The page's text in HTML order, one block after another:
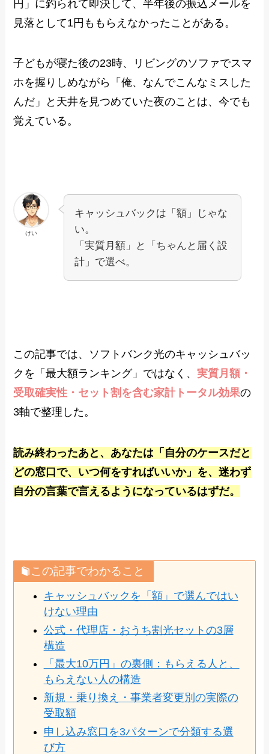
円」に釣られて即決して、半年後の振込メールを
見落として1円ももらえなかったことがある。
子どもが寝た後の23時、リビングのソファでスマ
ホを握りしめながら「俺、なんでこんなミスした
んだ」と天井を見つめていた夜のことは、今でも
覚えている。
けい
キャッシュバックは「額」じゃな
い。
「実質月額」と「ちゃんと届く設
計」で選べ。
この記事では、ソフトバンク光のキャッシュバッ
クを「最大額ランキング」ではなく、実質月額・
受取確実性・セット割を含む家計トータル効果の
3軸で整理した。
読み終わったあと、あなたは「自分のケースだと
どの窓口で、いつ何をすればいいか」を、迷わず
自分の言葉で言えるようになっているはずだ。
この記事でわかること
キャッシュバックを「額」で選んではい
けない理由
公式・代理店・おうち割光セットの3層
構造
「最大10万円」の裏側：もらえる人と、
もらえない人の構造
新規・乗り換え・事業者変更別の実際の
受取額
申し込み窓口を3パターンで分類する選
び方